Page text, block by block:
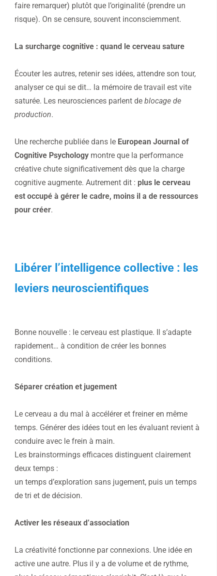
faire remarquer) plutôt que l’originalité (prendre un
risque). On se censure, souvent inconsciemment.
La surcharge cognitive : quand le cerveau sature
Écouter les autres, retenir ses idées, attendre son tour,
analyser ce qui se dit… la mémoire de travail est vite
saturée. Les neurosciences parlent de blocage de
production.
Une recherche publiée dans le European Journal of
Cognitive Psychology montre que la performance
créative chute significativement dès que la charge
cognitive augmente. Autrement dit : plus le cerveau
est occupé à gérer le cadre, moins il a de ressources
pour créer.
Libérer l’intelligence collective : les
leviers neuroscientifiques
Bonne nouvelle : le cerveau est plastique. Il s’adapte
rapidement… à condition de créer les bonnes
conditions.
Séparer création et jugement
Le cerveau a du mal à accélérer et freiner en même
temps. Générer des idées tout en les évaluant revient à
conduire avec le frein à main.
Les brainstormings efficaces distinguent clairement
deux temps :
un temps d’exploration sans jugement, puis un temps
de tri et de décision.
Activer les réseaux d’association
La créativité fonctionne par connexions. Une idée en
active une autre. Plus il y a de volume et de rythme,